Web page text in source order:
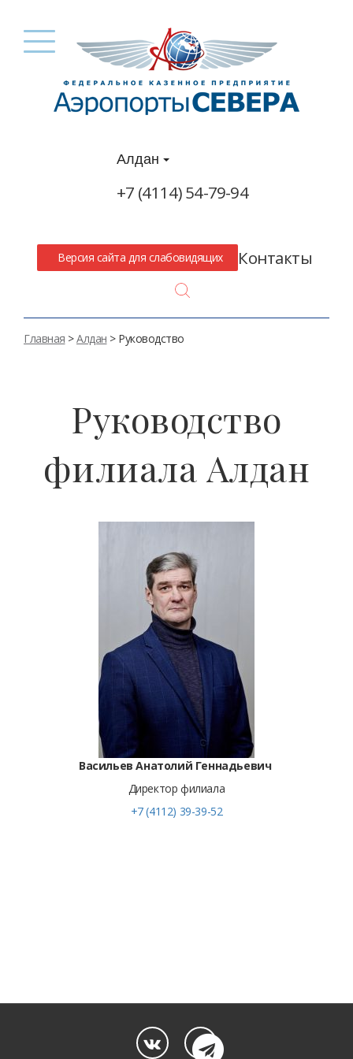
Алдан
+7 (4114) 54-79-94
Версия сайта для слабовидящих Контакты
Главная >Алдан > Руководство
Руководство
филиала Алдан
Васильев Анатолий Геннадьевич
Директор филиала
+7 (4112) 39-39-52